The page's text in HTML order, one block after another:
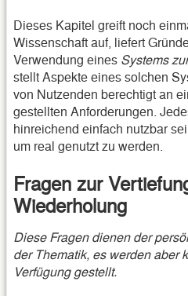
Dieses Kapitel greift noch
Wissenschaft auf, liefert
Verwendung eines Systems
stellt Aspekte eines solchen
von Nutzenden berechtigt an
gestellten Anforderungen.
hinreichend einfach nutzbar
um real genutzt zu werden.
Fragen zur
Wiederholung
Diese Fragen dienen der
der Thematik, es werden aber
Verfügung gestellt.